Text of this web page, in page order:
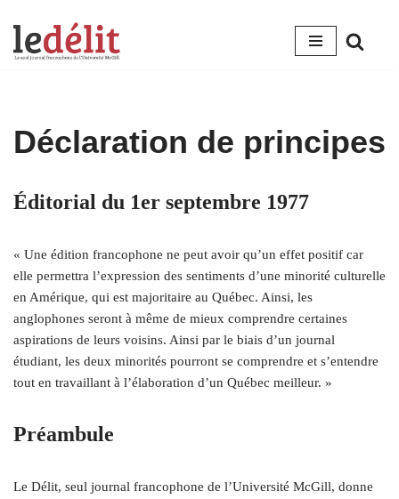
Aller
Déclaration de principes
Éditorial du 1er septembre 1977
« Une édition francophone ne peut avoir qu’un effet positif car
elle permettra l’expression des sentiments d’une minorité culturelle
en Amérique, qui est majoritaire au Québec. Ainsi, les
anglophones seront à même de mieux comprendre certaines
aspirations de leurs voisins. Ainsi par le biais d’un journal
étudiant, les deux minorités pourront se comprendre et s’entendre
tout en travaillant à l’élaboration d’un Québec meilleur. »
Préambule
Le Délit, seul journal francophone de l’Université McGill, donne